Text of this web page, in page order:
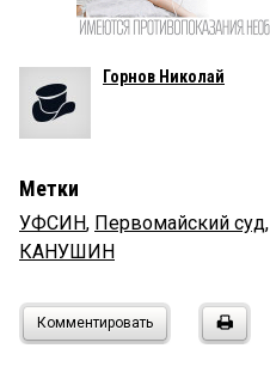
Горнов Николай
Метки
УФСИН, Первомайский суд,
КАНУШИН
Комментировать